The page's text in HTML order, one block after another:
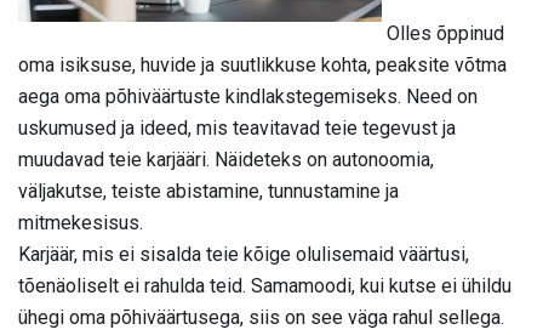
Olles õppinud
oma isiksuse, huvide ja suutlikkuse kohta, peaksite võtma
aega oma põhiväärtuste kindlakstegemiseks. Need on
uskumused ja ideed, mis teavitavad teie tegevust ja
muudavad teie karjääri. Näideteks on autonoomia,
väljakutse, teiste abistamine, tunnustamine ja
mitmekesisus.
Karjäär, mis ei sisalda teie kõige olulisemaid väärtusi,
tõenäoliselt ei rahulda teid. Samamoodi, kui kutse ei ühildu
ühegi oma põhiväärtusega, siis on see väga rahul sellega.